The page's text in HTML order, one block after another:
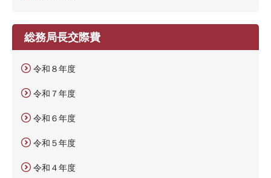
総務局長交際費
令和８年度
令和７年度
令和６年度
令和５年度
令和４年度